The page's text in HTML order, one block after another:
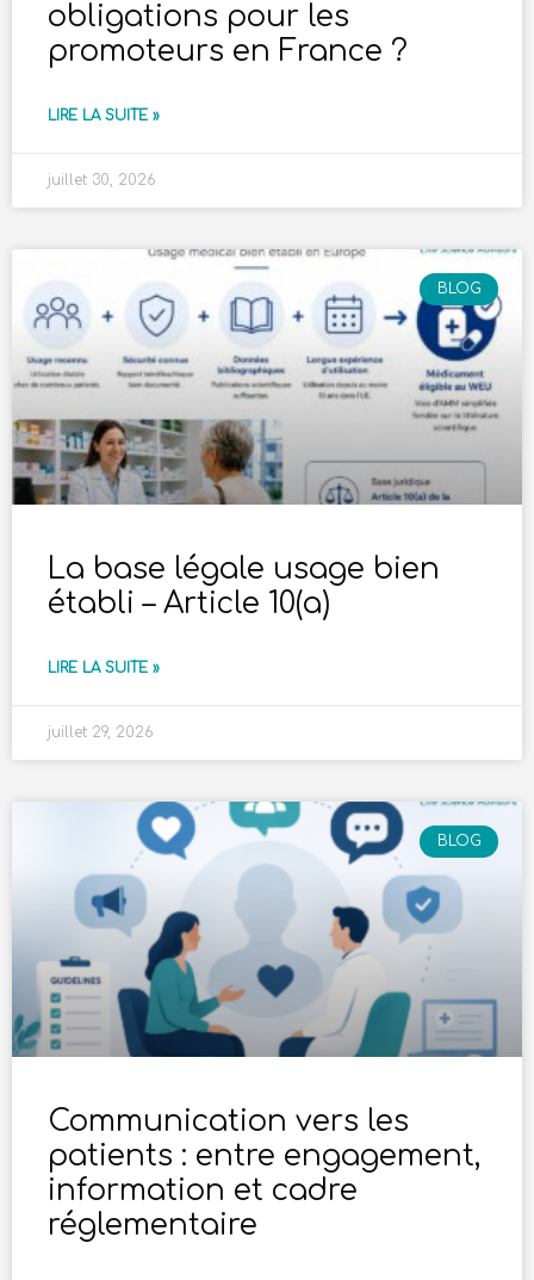
obligations pour les
promoteurs en France ?
LIRE LA SUITE »
juillet 30, 2026
BLOG
La base légale usage bien
établi – Article 10(a)
LIRE LA SUITE »
juillet 29, 2026
BLOG
Communication vers les
patients : entre engagement,
information et cadre
réglementaire